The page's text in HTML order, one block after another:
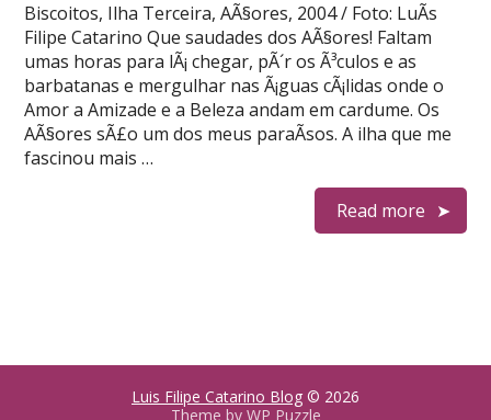
Biscoitos, Ilha Terceira, AÃ§ores, 2004 / Foto: LuÃ­s
Filipe Catarino Que saudades dos AÃ§ores! Faltam
umas horas para lÃ¡ chegar, pÃ´r os Ã³culos e as
barbatanas e mergulhar nas Ã¡guas cÃ¡lidas onde o
Amor a Amizade e a Beleza andam em cardume. Os
AÃ§ores sÃ£o um dos meus paraÃ­sos. A ilha que me
fascinou mais …
Read more
Luis Filipe Catarino Blog © 2026
Theme by WP Puzzle